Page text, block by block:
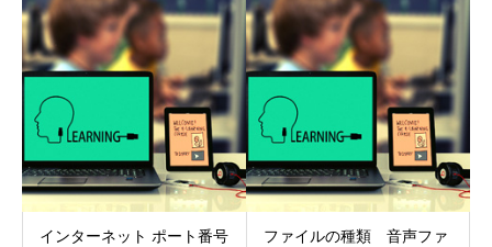
インターネット ポート番号
ファイルの種類 音声ファ